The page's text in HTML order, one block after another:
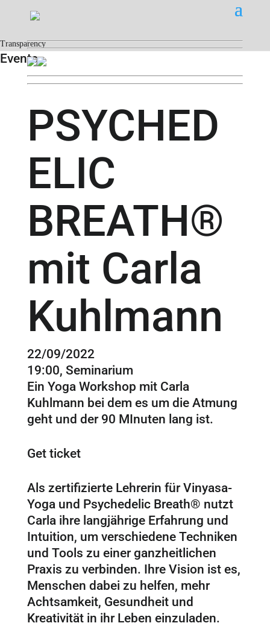
Transparency
Events
PSYCHED
ELIC
BREATH®
mit Carla
Kuhlmann
22/09/2022
19:00, Seminarium
Ein Yoga Workshop mit Carla
Kuhlmann bei dem es um die Atmung
geht und der 90 MInuten lang ist.
Get ticket
Als zertifizierte Lehrerin für Vinyasa-
Yoga und Psychedelic Breath® nutzt
Carla ihre langjährige Erfahrung und
Intuition, um verschiedene Techniken
und Tools zu einer ganzheitlichen
Praxis zu verbinden. Ihre Vision ist es,
Menschen dabei zu helfen, mehr
Achtsamkeit, Gesundheit und
Kreativität in ihr Leben einzuladen.